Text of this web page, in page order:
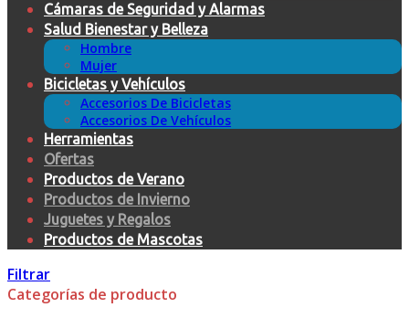
Cámaras de Seguridad y Alarmas
Salud Bienestar y Belleza
Hombre
Mujer
Bicicletas y Vehículos
Accesorios De Bicicletas
Accesorios De Vehículos
Herramientas
Ofertas
Productos de Verano
Productos de Invierno
Juguetes y Regalos
Productos de Mascotas
Filtrar
Categorías de producto